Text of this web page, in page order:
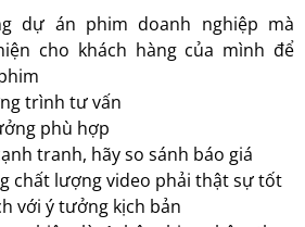
dự án phim doanh nghiệp mà
cho khách hàng của mình để
trình tư vấn
phù hợp
tranh, hãy so sánh báo giá
chất lượng video phải thật sự tốt
với ý tưởng kịch bản